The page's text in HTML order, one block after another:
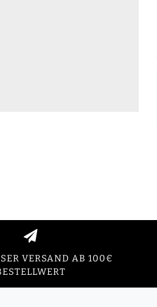
VERSAND AB 100€